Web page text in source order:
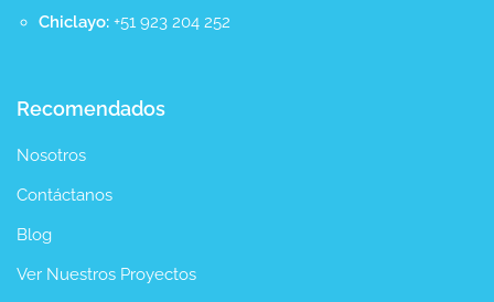
Chiclayo: +51 923 204 252
Recomendados
Nosotros
Contáctanos
Blog
Ver Nuestros Proyectos